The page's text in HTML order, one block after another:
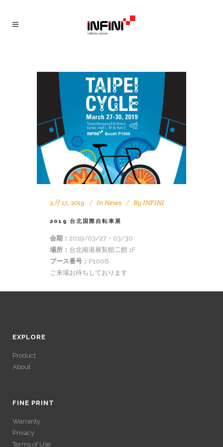
2月 17, 2019 InNews ByINFINI
2019 台北国際自転車展
会期： 2019/03/27 ~ 03/30
場所： 台北南港展覧館二館 1F
ブース番号： P1008
ご来場お待ちしております
EXPLORE
Product
About
GAINS SANS
VÉRIFICATION
FINE PRINT
Warranty
Privacy
Terms of Use